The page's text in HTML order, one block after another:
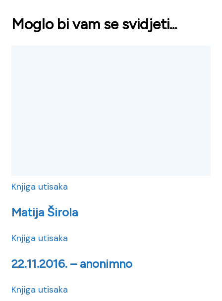
Moglo bi vam se svidjeti...
Knjiga utisaka
Matija Širola
Knjiga utisaka
22.11.2016. – anonimno
Knjiga utisaka